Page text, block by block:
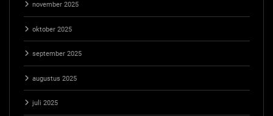
november 2025
oktober 2025
september 2025
augustus 2025
juli 2025